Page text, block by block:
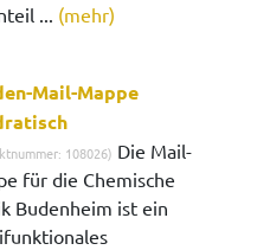
... (mehr)
Mail-Mappe
108026) Die Mail-
für die Chemische
Budenheim ist ein